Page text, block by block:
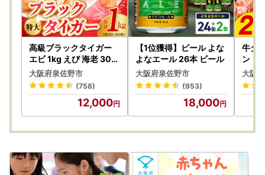
▼申込後（お届け前）
返礼品の発送時には、ご登録のメールアドレス宛てに発送開
始案内のメールをお送りしております。
寄附者様のご都合により返礼品が発送元事業者へ返品された
場合は再送いたしかねますので、お早めにお受け取りいただ
きますようお願いいたします。
また、返礼品のお届け先変更をご希望の方は、下記のお問い
合わせ先までご連絡いただきますようお願いいたします。
なお、返礼品の発送準備中のためご連絡いただくタイミング
ご了承ください。
返礼品のお受け取り後はすぐに中身や状態をご確認いただ
高級ブラックタイガー
エビ 1kg えび 海老 30-
40尾 特大 背ワタなし
大阪府泉佐野市
(758)
12,000
【1位獲得】ビール よな
よなエール 26本 ビール
大阪府泉佐野市
(953)
18,000
牛タ
ン
大阪